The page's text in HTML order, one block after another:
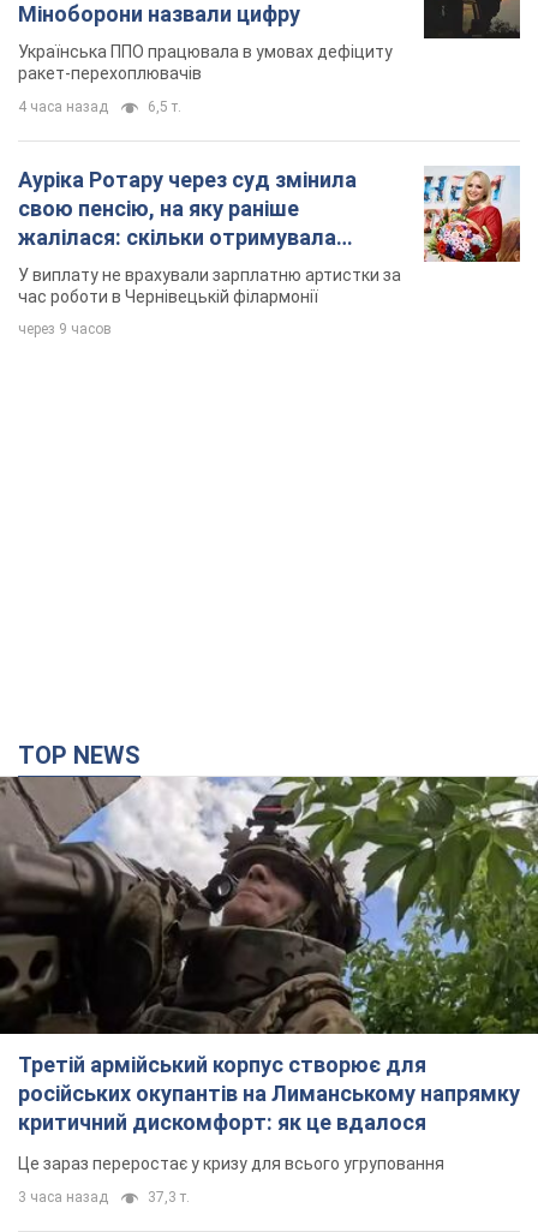
Міноборони назвали цифру
Українська ППО працювала в умовах дефіциту
ракет-перехоплювачів
4 часа назад 6,5 т.
Ауріка Ротару через суд змінила
свою пенсію, на яку раніше
жалілася: скільки отримувала
співачка
У виплату не врахували зарплатню артистки за
час роботи в Чернівецькій філармонії
через 9 часов
TOP NEWS
Третій армійський корпус створює для
російських окупантів на Лиманському напрямку
критичний дискомфорт: як це вдалося
Це зараз переростає у кризу для всього угруповання
3 часа назад 37,3 т.